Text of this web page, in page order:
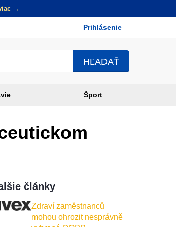
→
menu
Prihlásenie
Šport
články
Zdraví zaměstnanců
mohou ohrozit nesprávně